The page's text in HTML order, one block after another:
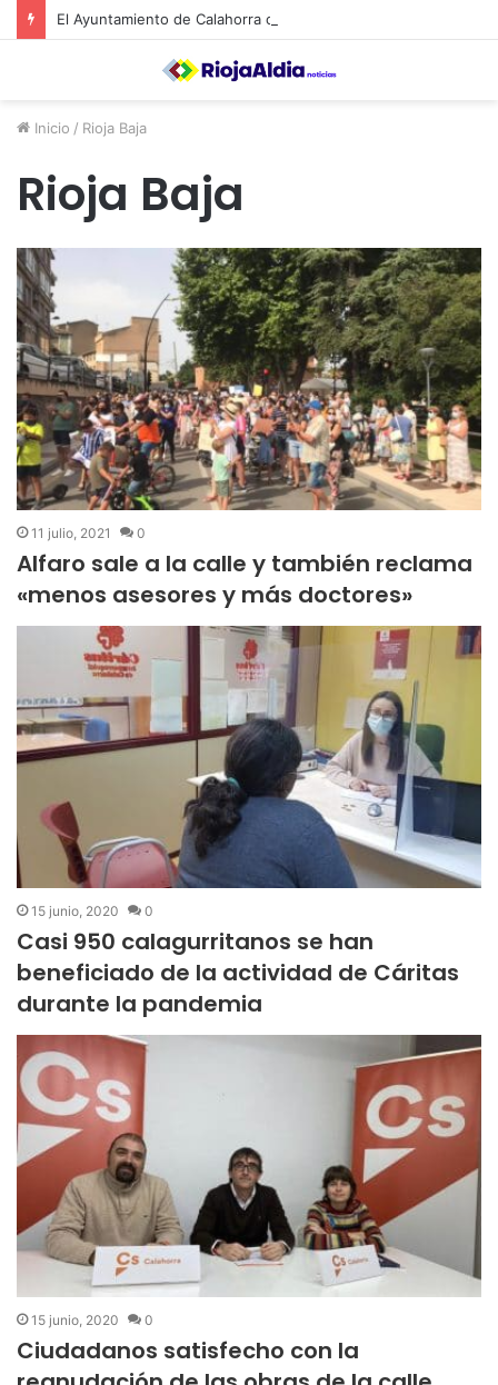
Inicio / Rioja Baja
Rioja Baja
11 julio, 2021 0
Alfaro sale a la calle y también reclama
«menos asesores y más doctores»
15 junio, 2020 0
Casi 950 calagurritanos se han
beneficiado de la actividad de Cáritas
durante la pandemia
15 junio, 2020 0
Ciudadanos satisfecho con la